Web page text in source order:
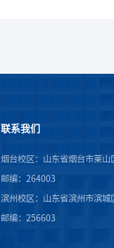
联系我们
烟台校区：山东省烟台市莱山
邮编：264003
滨州校区：山东省滨州市滨城
邮编：256603